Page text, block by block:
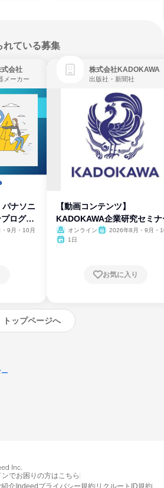
れている募集
会社
メーカー
パナソニ
ログラ
9月・10月
株式会社KADOKAWA
出版社・新聞社
【動画コンテンツ】
KADOKAWA企業研究セミナ
オンライン
2026年8月・9月・
1日
お気に入り
トップページへ
トリーするとプログラムの詳細案内を
受け取れるようになります
ンでお困りの方はこちら